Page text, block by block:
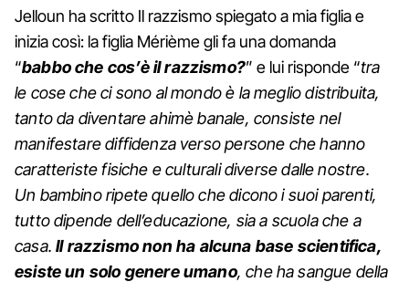
Jelloun ha scritto Il razzismo spiegato a mia figlia e
inizia così: la figlia Mérième gli fa una domanda
“babbo che cos’è il razzismo?” e lui risponde “tra
le cose che ci sono al mondo è la meglio distribuita,
tanto da diventare ahimè banale, consiste nel
manifestare diffidenza verso persone che hanno
caratteriste fisiche e culturali diverse dalle nostre.
Un bambino ripete quello che dicono i suoi parenti,
tutto dipende dell’educazione, sia a scuola che a
casa.Il razzismo non ha alcuna base scientifica,
esiste un solo genere umano, che ha sangue della